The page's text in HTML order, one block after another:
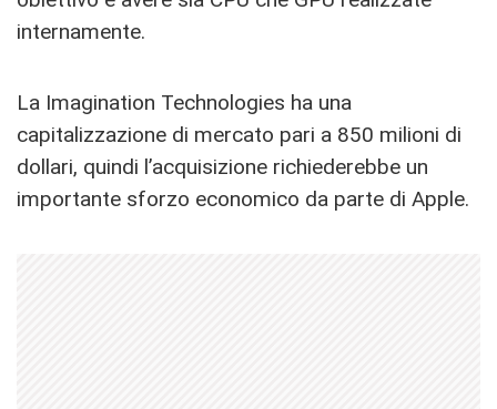
internamente.
La Imagination Technologies ha una
capitalizzazione di mercato pari a 850 milioni di
dollari, quindi l’acquisizione richiederebbe un
importante sforzo economico da parte di Apple.